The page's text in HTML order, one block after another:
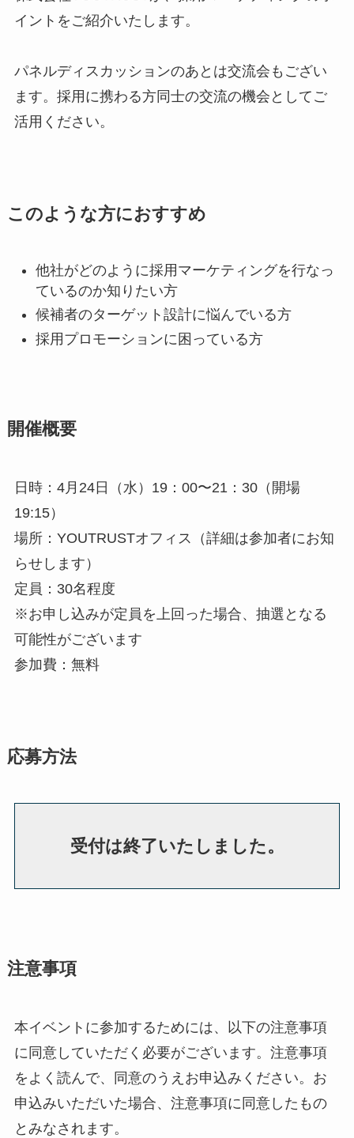
イントをご紹介いたします。
パネルディスカッションのあとは交流会もござい
ます。採用に携わる方同士の交流の機会としてご
活用ください。
このような方におすすめ
他社がどのように採用マーケティングを行なっ
ているのか知りたい方
候補者のターゲット設計に悩んでいる方
採用プロモーションに困っている方
開催概要
日時：4月24日（水）19：00〜21：30（開場
19:15）
場所：YOUTRUSTオフィス（詳細は参加者にお知
らせします）
定員：30名程度
※お申し込みが定員を上回った場合、抽選となる
可能性がございます
参加費：無料
応募方法
受付は終了いたしました。
注意事項
本イベントに参加するためには、以下の注意事項
に同意していただく必要がございます。注意事項
をよく読んで、同意のうえお申込みください。お
申込みいただいた場合、注意事項に同意したもの
とみなされます。